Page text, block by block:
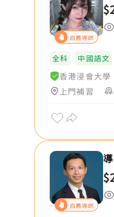
自薦導師
全科 中國語文
香港浸會大學
上門補習
自薦導師